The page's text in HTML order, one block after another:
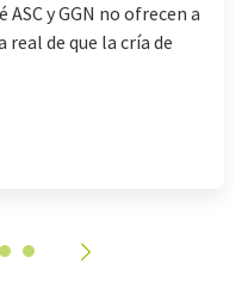
y GGN no ofrecen a
de que la cría de